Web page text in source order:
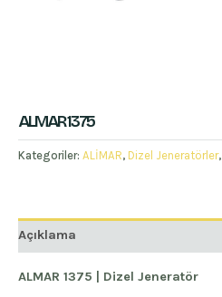
ALMAR 1375
Kategoriler: ALİMAR, Dizel Jeneratörler,
Açıklama
ALMAR 1375 | Dizel Jeneratör